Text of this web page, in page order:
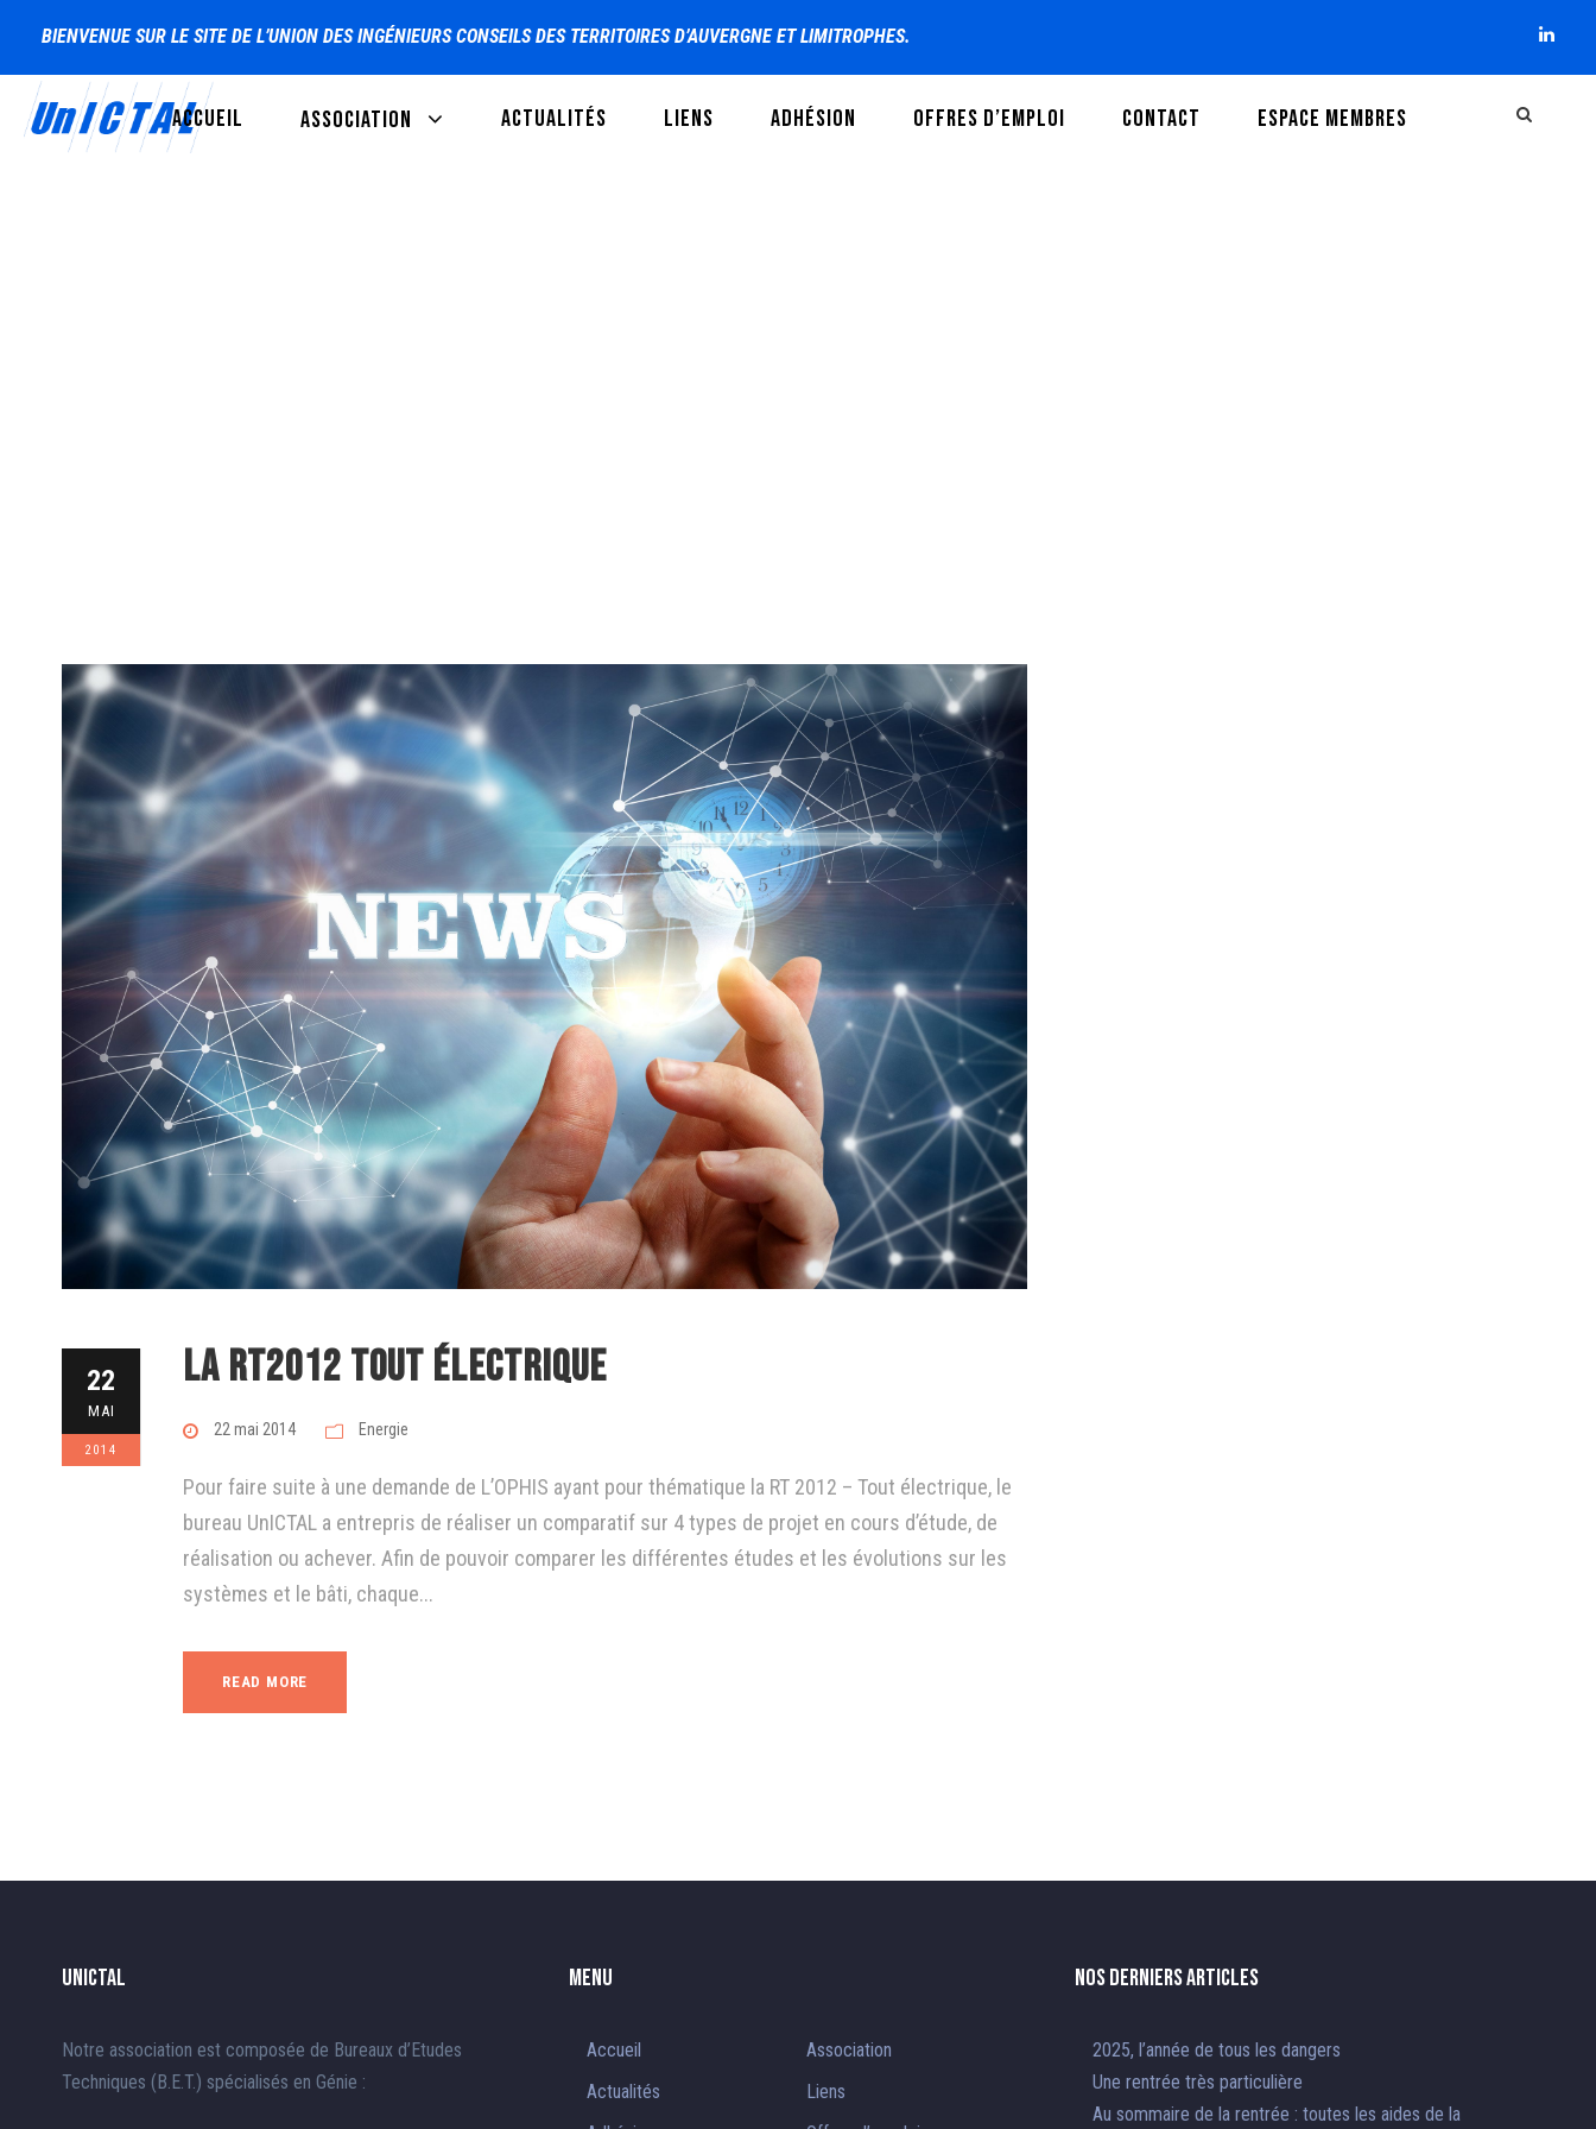
BIENVENUE SUR LE SITE DE L’UNION DES INGÉNIEURS CONSEILS DES TERRITOIRES D’AUVERGNE ET LIMITROPHES.
ACCUEIL ASSOCIATION ACTUALITÉS LIENS ADHÉSION OFFRES D’EMPLOI CONTACT ESPACE MEMBRES
22
MAI
2014
La RT2012 tout électrique
22 mai 2014 Energie
Pour faire suite à une demande de L’OPHIS ayant pour thématique la RT 2012 – Tout électrique, le
bureau UnICTAL a entrepris de réaliser un comparatif sur 4 types de projet en cours d’étude, de
réalisation ou achever. Afin de pouvoir comparer les différentes études et les évolutions sur les
systèmes et le bâti, chaque...
READ MORE
UnICTAL
Notre association est composée de Bureaux d’Etudes
Techniques (B.E.T.) spécialisés en Génie :
Menu
Accueil
Association
Actualités
Liens
Nos derniers articles
2025, l’année de tous les dangers
Une rentrée très particulière
Au sommaire de la rentrée : toutes les aides de la